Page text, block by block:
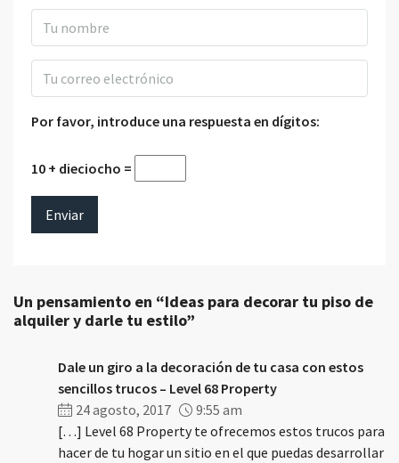
Por favor, introduce una respuesta en dígitos:
10 + dieciocho =
Un pensamiento en “Ideas para decorar tu piso de
alquiler y darle tu estilo”
Dale un giro a la decoración de tu casa con estos
sencillos trucos – Level 68 Property
24 agosto, 2017
9:55 am
[…] Level 68 Property te ofrecemos estos trucos para
hacer de tu hogar un sitio en el que puedas desarrollar